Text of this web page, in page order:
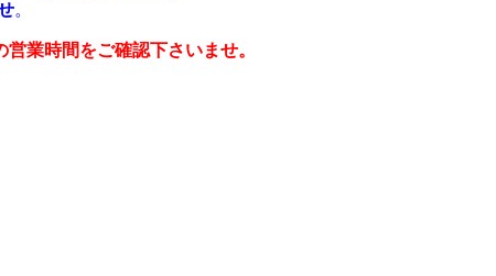
。
業時間をご確認下さいませ。